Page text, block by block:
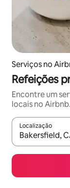
Serviços no
Refeições
Encontre um
locais no Airbnb.
Localização
Quando os